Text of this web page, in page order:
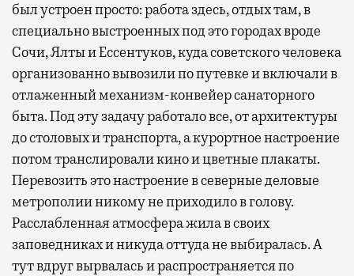
был устроен просто: работа здесь, отдых там, в
специально выстроенных под это городах вроде
Сочи, Ялты и Ессентуков, куда советского человека
организованно вывозили по путевке и включали в
отлаженный механизм-конвейер санаторного
быта. Под эту задачу работало все, от архитектуры
до столовых и транспорта, а курортное настроение
потом транслировали кино и цветные плакаты.
Перевозить это настроение в северные деловые
метрополии никому не приходило в голову.
Расслабленная атмосфера жила в своих
заповедниках и никуда оттуда не выбиралась. А
тут вдруг вырвалась и распространяется по